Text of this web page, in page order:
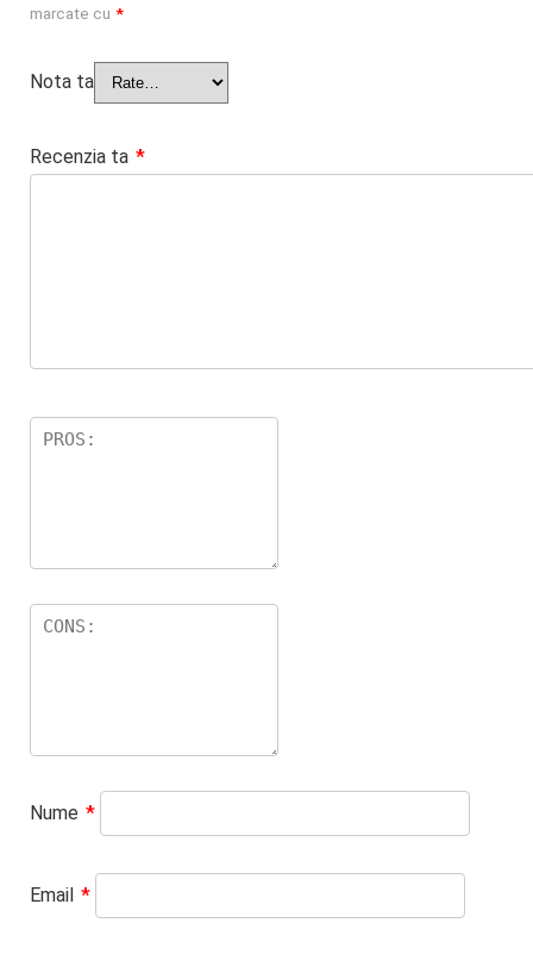
marcate cu *
Nota ta
Recenzia ta *
Nume *
Email *